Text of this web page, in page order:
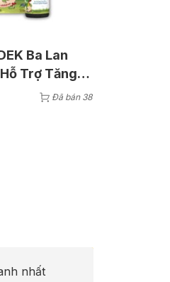
Ba Lan
Trợ Tăng
10ml)Đã bán 38
nhất